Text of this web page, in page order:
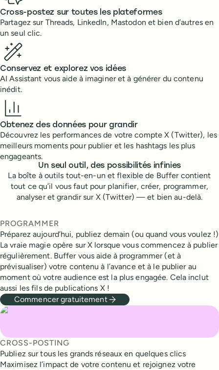
Cross-postez sur toutes les plateformes
Partagez sur Threads, LinkedIn, Mastodon et bien d’autres en
un seul clic.
Conservez et explorez vos idées
AI Assistant vous aide à imaginer et à générer du contenu
inédit.
Obtenez des données pour grandir
Découvrez les performances de votre compte X (Twitter), les
meilleurs moments pour publier et les hashtags les plus
engageants.
Un seul outil, des possibilités infinies
La boîte à outils tout-en-un et flexible de Buffer contient
tout ce qu’il vous faut pour planifier, créer, programmer,
analyser et grandir sur X (Twitter) — et bien au-delà.
PROGRAMMER
Préparez aujourd’hui, publiez demain (ou quand vous voulez !)
La vraie magie opère sur X lorsque vous commencez à publier
régulièrement. Buffer vous aide à programmer (et à
prévisualiser) votre contenu à l’avance et à le publier au
moment où votre audience est la plus engagée. Cela inclut
aussi les fils de publications X !
Commencer gratuitement
CROSS-POSTING
Publiez sur tous les grands réseaux en quelques clics
Maximisez l’impact de votre contenu et rejoignez votre